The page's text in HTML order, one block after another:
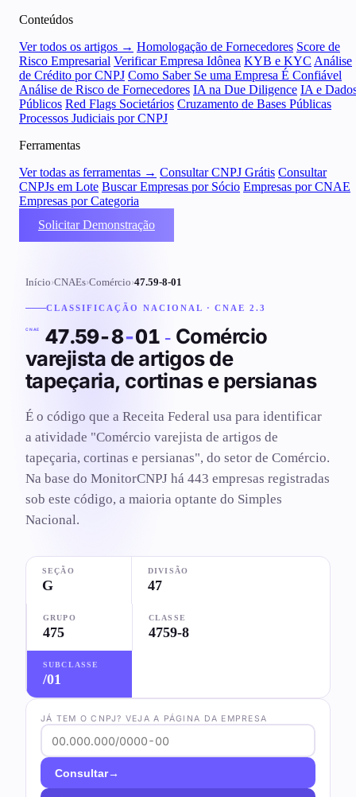
Conteúdos
Ver todos os artigos → Homologação de Fornecedores Score de
Risco Empresarial Verificar Empresa Idônea KYB e KYC Análise
de Crédito por CNPJ Como Saber Se uma Empresa É Confiável
Análise de Risco de Fornecedores IA na Due Diligence IA e
Públicos Red Flags Societários Cruzamento de Bases Públicas
Processos Judiciais por CNPJ
Ferramentas
Ver todas as ferramentas → Consultar CNPJ Grátis Consultar
CNPJs em Lote Buscar Empresas por Sócio Empresas por CNAE
Empresas por Categoria
Solicitar Demonstração
Início›CNAEs›Comércio›47.59-8-01
CLASSIFICAÇÃO NACIONAL · CNAE 2.3
CNAE 47.59-8-01- Comércio
varejista de artigos de
tapeçaria, cortinas e persianas
É o código que a Receita Federal usa para identificar
a atividade "Comércio varejista de artigos de
tapeçaria, cortinas e persianas", do setor de Comércio.
Na base do MonitorCNPJ há 443 empresas registradas
sob este código, a maioria optante do Simples
Nacional.
SEÇÃO
G
DIVISÃO
47
GRUPO
475
CLASSE
4759-8
SUBCLASSE
/01
JÁ TEM O CNPJ? VEJA A PÁGINA DA EMPRESA
Consultar→